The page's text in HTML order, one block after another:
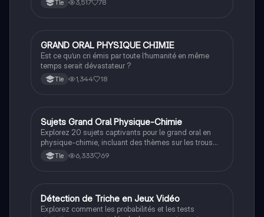
étapes clés de la corrosion, les réactions
Tle 3,517 78
Grand oral
GRAND ORAL PHYSIQUE CHIMIE
Est ce qu’un cri émis par toute l’humanité en même
temps serait dévastateur ?
Tle 1,344 18
Grand oral
Sujets Grand Oral Physique-Chimie
Explorez 20 sujets captivants pour le grand oral en
physique-chimie, incluant des thèmes sur les trous
noirs, la médecine nucléaire, l'effet Doppler, et l'impact
des panneaux photovoltaïques sur l'environnement.
Tle 6,333 69
Grand oral
Détection de Triche en Jeux Vidéo
Explorez comment les probabilités et les tests